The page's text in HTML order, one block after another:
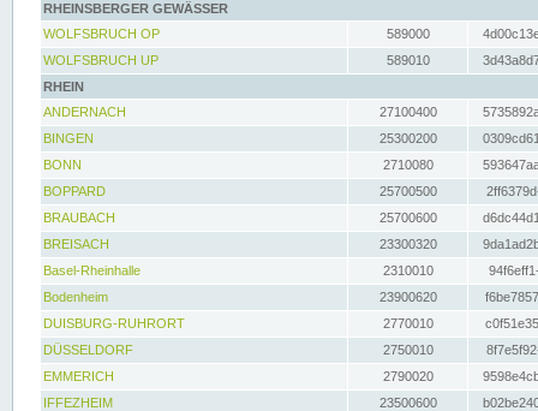
RHEINSBERGER GEWÄSSER
WOLFSBRUCH OP
589000
WOLFSBRUCH UP
589010
RHEIN
ANDERNACH
27100400
BINGEN
25300200
BONN
2710080
BOPPARD
25700500
BRAUBACH
25700600
BREISACH
23300320
Basel-Rheinhalle
2310010
Bodenheim
23900620
DUISBURG-RUHRORT
2770010
DÜSSELDORF
2750010
EMMERICH
2790020
IFFEZHEIM
23500600